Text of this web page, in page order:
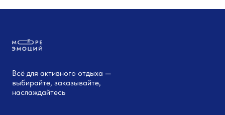
Всё для активного отдыха —
выбирайте, заказывайте,
наслаждайтесь